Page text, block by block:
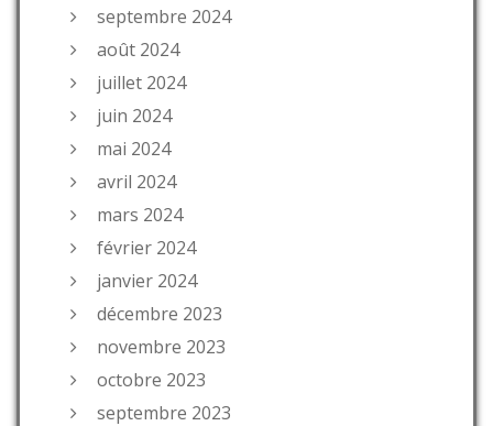
septembre 2024
août 2024
juillet 2024
juin 2024
mai 2024
avril 2024
mars 2024
février 2024
janvier 2024
décembre 2023
novembre 2023
octobre 2023
septembre 2023